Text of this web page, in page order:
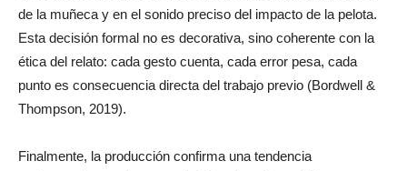
de la muñeca y en el sonido preciso del impacto de la pelota.
Esta decisión formal no es decorativa, sino coherente con la
ética del relato: cada gesto cuenta, cada error pesa, cada
punto es consecuencia directa del trabajo previo (Bordwell &
Thompson, 2019).
Finalmente, la producción confirma una tendencia